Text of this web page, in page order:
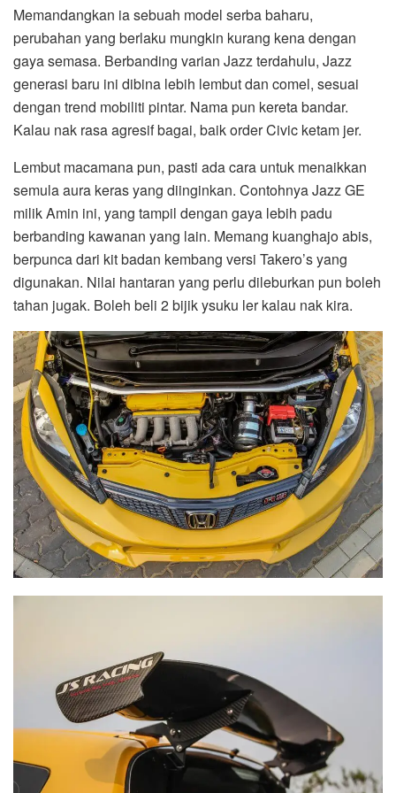
Memandangkan ia sebuah model serba baharu,
perubahan yang berlaku mungkin kurang kena dengan
gaya semasa. Berbanding varian Jazz terdahulu, Jazz
generasi baru ini dibina lebih lembut dan comel, sesuai
dengan trend mobiliti pintar. Nama pun kereta bandar.
Kalau nak rasa agresif bagai, baik order Civic ketam jer.
Lembut macamana pun, pasti ada cara untuk menaikkan
semula aura keras yang diinginkan. Contohnya Jazz GE
milik Amin ini, yang tampil dengan gaya lebih padu
berbanding kawanan yang lain. Memang kuanghajo abis,
berpunca dari kit badan kembang versi Takero’s yang
digunakan. Nilai hantaran yang perlu dileburkan pun boleh
tahan jugak. Boleh beli 2 bijik ysuku ler kalau nak kira.